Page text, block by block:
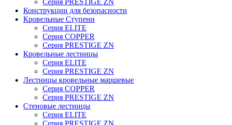
Серия PRESTIGE ZN
Конструкции для безопасности
Кровельные Ступени
Серия ELITE
Серия COPPER
Серия PRESTIGE ZN
Кровельные лестницы
Серия ELITE
Серия PRESTIGE ZN
Лестницы кровельные маршевые
Серия COPPER
Серия PRESTIGE ZN
Стеновые лестницы
Серия ELITE